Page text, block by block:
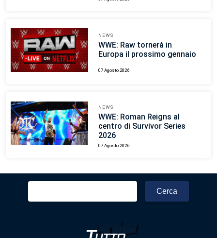
NEWS
WWE: Raw tornerà in
Europa il prossimo gennaio
07 Agosto 2026
NEWS
WWE: Roman Reigns al
centro di Survivor Series
2026
07 Agosto 2026
Ricerca